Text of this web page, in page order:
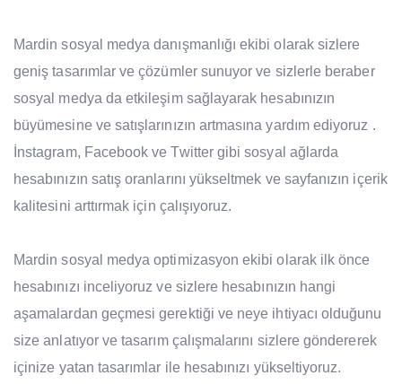
Mardin sosyal medya danışmanlığı ekibi olarak sizlere
geniş tasarımlar ve çözümler sunuyor ve sizlerle beraber
sosyal medya da etkileşim sağlayarak hesabınızın
büyümesine ve satışlarınızın artmasına yardım ediyoruz .
İnstagram, Facebook ve Twitter gibi sosyal ağlarda
hesabınızın satış oranlarını yükseltmek ve sayfanızın içerik
kalitesini arttırmak için çalışıyoruz.
Mardin sosyal medya optimizasyon ekibi olarak ilk önce
hesabınızı inceliyoruz ve sizlere hesabınızın hangi
aşamalardan geçmesi gerektiği ve neye ihtiyacı olduğunu
size anlatıyor ve tasarım çalışmalarını sizlere göndererek
içinize yatan tasarımlar ile hesabınızı yükseltiyoruz.